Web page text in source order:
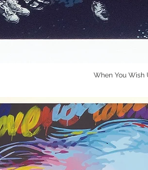
When You Wish